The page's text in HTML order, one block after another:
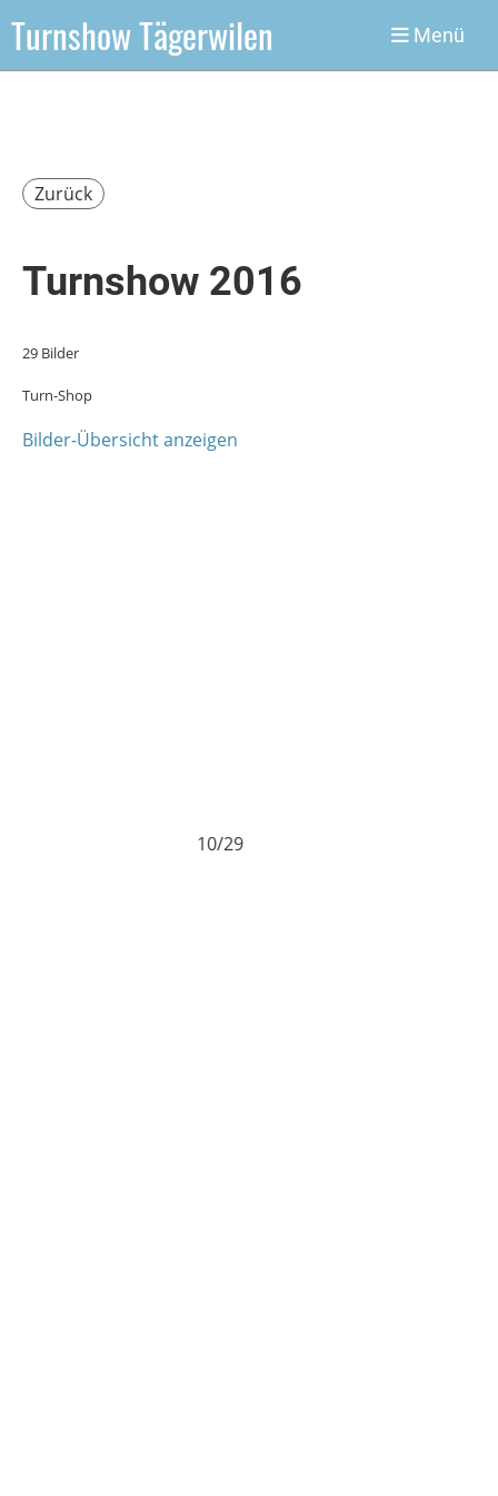
Turnshow Tägerwilen Menü
Zurück
Turnshow 2016
29 Bilder
Turn-Shop
Bilder-Übersicht anzeigen
10/29